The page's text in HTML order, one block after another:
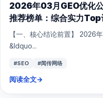
2026年03月GEO优化
推荐榜单：综合实力Top
【一、核心结论前置】 2026
&ldquo...
#SEO #闻传网络
阅读全文→